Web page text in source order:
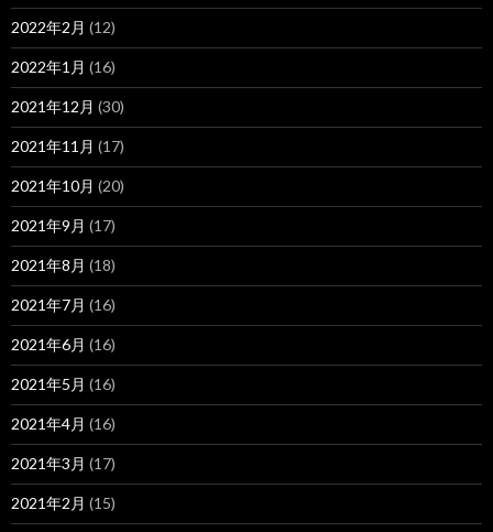
2022年2月 (12)
2022年1月 (16)
2021年12月 (30)
2021年11月 (17)
2021年10月 (20)
2021年9月 (17)
2021年8月 (18)
2021年7月 (16)
2021年6月 (16)
2021年5月 (16)
2021年4月 (16)
2021年3月 (17)
2021年2月 (15)